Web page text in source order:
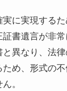
実に実現する
書遺言が非
異なり、法
め、形式の
。